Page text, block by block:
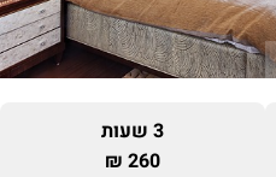
3 שעות
260 ₪